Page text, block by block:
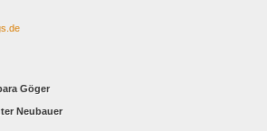
Göger
Neubauer